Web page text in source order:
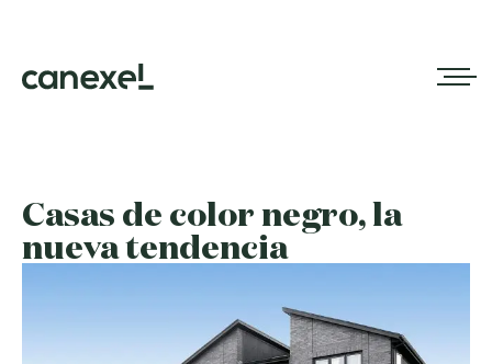
Casas de color negro, la
nueva tendencia